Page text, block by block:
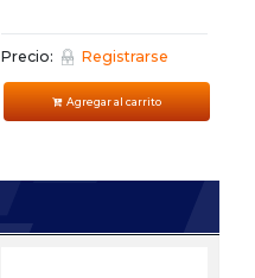
Precio: Registrarse
Agregar al carrito